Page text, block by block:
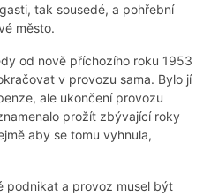
tak sousedé, a pohřební
město.
od nově příchozího roku 1953
v provozu sama. Bylo jí
ale ukončení provozu
prožít zbývající roky
aby se tomu vyhnula,
podnikat a provoz musel být